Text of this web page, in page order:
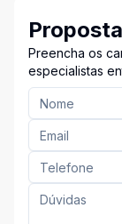
Proposta
Preencha os
especialistas